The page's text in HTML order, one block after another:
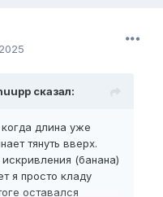
сказал:
длина уже
тянуть вверх.
(банана)
я просто кладу
оставался